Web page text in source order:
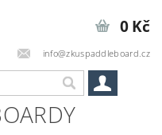
info@zkuspaddleboard.cz
0 Kč